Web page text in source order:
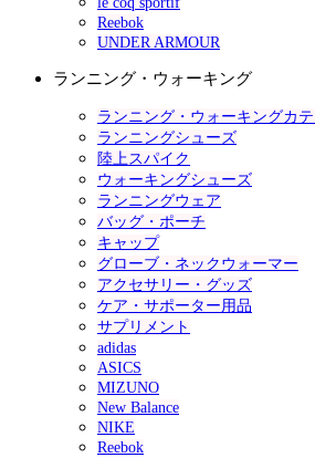
Reebok
UNDER ARMOUR
ランニング・ウォーキング
ランニング・ウォーキングカ
ランニングシューズ
陸上スパイク
ウォーキングシューズ
ランニングウェア
バッグ・ポーチ
キャップ
グローブ・ネックウォーマー
アクセサリー・グッズ
ケア・サポーター用品
サプリメント
adidas
ASICS
MIZUNO
New Balance
NIKE
Reebok